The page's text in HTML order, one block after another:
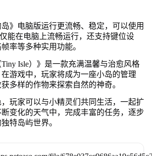
》电脑版运行更流畅、稳定，可以使用
能在电脑上流畅运行，还支持键位设
率等多种实用功能。
Tiny Isle）》是一款充满温馨与治愈风格
游戏中，玩家将成为一座小岛的管理
多样的作物来探索自然的神奇。
玩家可以与小精灵们共同生活，一起扩
变化的天气中，完成丰富的任务，逐步
特岛屿世界。